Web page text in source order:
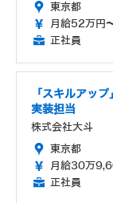
東京都
月給52万円
正社員
「スキルアッ
実装担当
株式会社大斗
東京都
月給30万
正社員